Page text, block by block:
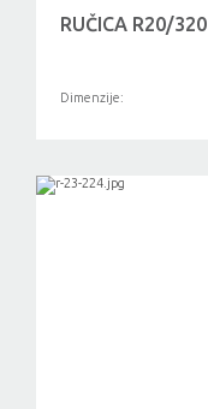
RUČICA R20/320
Dimenzije: